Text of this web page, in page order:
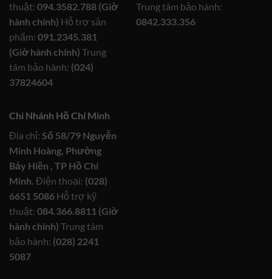
thuật: 094.3582.788 (Giờ
hành chính) Hỗ trợ sản
phẩm: 091.2345.381
(Giờ hành chính) Trung
tâm bảo hành: (024)
37824604
Trung tâm bảo hành:
0842.333.356
Chi Nhánh Hồ Chí Minh
Địa chỉ: Số 58/79 Nguyễn
Minh Hoàng, Phường
Bảy Hiền , TP Hồ Chí
Minh. Điện thoại: (028)
6651 5086 Hỗ trợ kỹ
thuật: 084.366.8811 (Giờ
hành chính) Trung tâm
bảo hành: (028) 2241
5087